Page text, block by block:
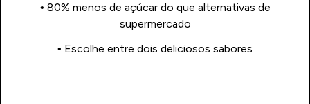
• 80% menos de açúcar do que alternativas de
supermercado
• Escolhe entre dois deliciosos sabores